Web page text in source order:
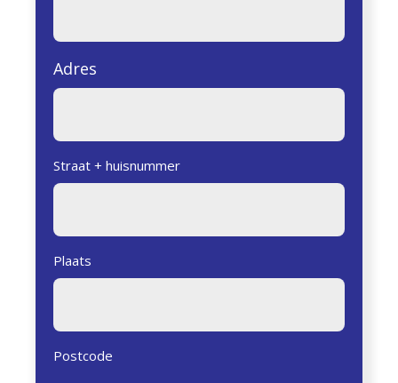
Adres
Straat + huisnummer
Plaats
Postcode